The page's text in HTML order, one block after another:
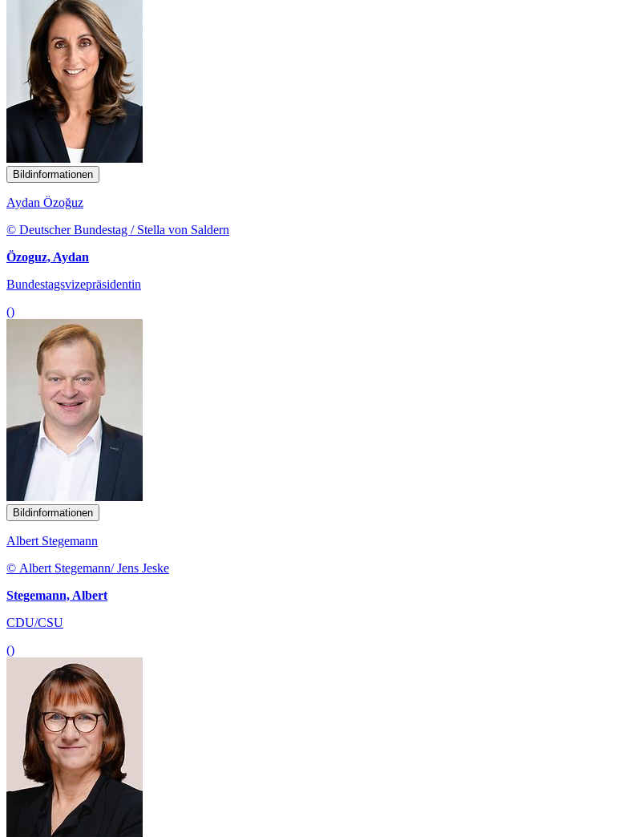
Bildinformationen
Aydan Özoğuz
© Deutscher Bundestag / Stella von Saldern
Özoguz, Aydan
Bundestagsvizepräsidentin
()
Bildinformationen
Albert Stegemann
© Albert Stegemann/ Jens Jeske
Stegemann, Albert
CDU/CSU
()